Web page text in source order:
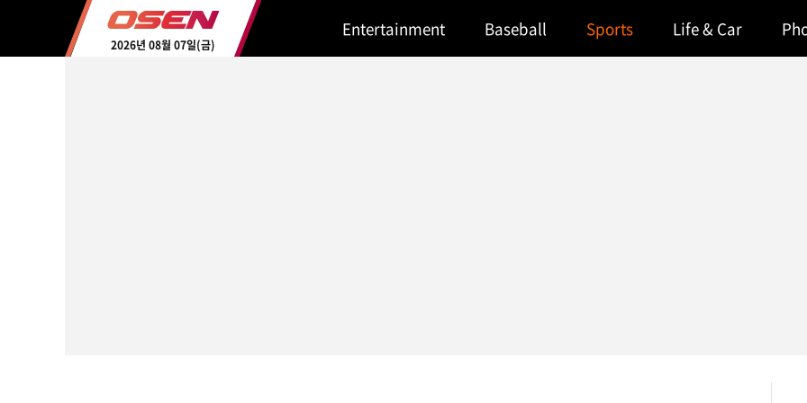
2026년 08월 07일(금)
Entertainment Baseball Sports Life & Car